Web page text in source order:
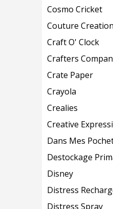
Cosmo Cricket
Couture
Craft O' Clock
Crafters
Crate Paper
Crayola
Crealies
Creative
Dans Mes
Destockage
Disney
Distress
Distress Spray